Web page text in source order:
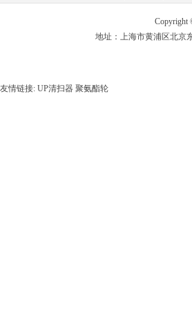
上海市2011年度“科技创新行...
2011年二季度上海市登记进口...
地址：上海市黄浦区北京
友情链接: UP清扫器 聚氨酯轮